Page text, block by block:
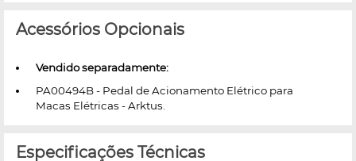
Acessórios Opcionais
Vendido separadamente:
PA00494B- Pedal de Acionamento Elétrico para
Macas Elétricas - Arktus.
Especificações Técnicas